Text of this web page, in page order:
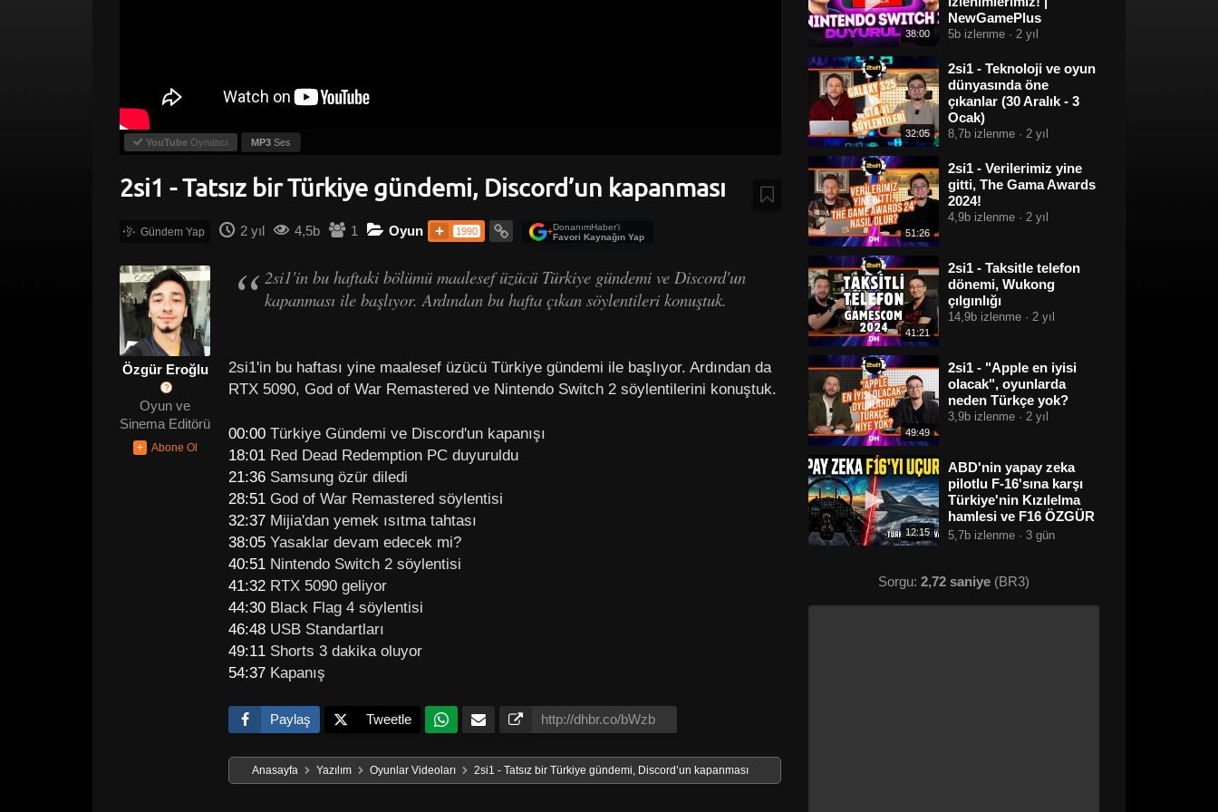
YouTube Oynatıcı MP3 Ses
2si1 - Tatsız bir Türkiye gündemi, Discord’un kapanması
2 yıl 4,5b 1 Oyun 1990 +DonanımHaber’i
Favori Kaynağın Yap
Özgür Eroğlu
?
Oyun ve
Sinema Editörü
2si1'in bu haftaki bölümü maalesef üzücü Türkiye gündemi ve Discord'un
kapanması ile başlıyor. Ardından bu hafta çıkan söylentileri konuştuk.
2si1'in bu haftası yine maalesef üzücü Türkiye gündemi ile başlıyor. Ardından da
RTX 5090, God of War Remastered ve Nintendo Switch 2 söylentilerini konuştuk.
00:00 Türkiye Gündemi ve Discord'un kapanışı
18:01 Red Dead Redemption PC duyuruldu
21:36 Samsung özür diledi
28:51 God of War Remastered söylentisi
32:37 Mijia'dan yemek ısıtma tahtası
38:05 Yasaklar devam edecek mi?
40:51 Nintendo Switch 2 söylentisi
41:32 RTX 5090 geliyor
44:30 Black Flag 4 söylentisi
46:48 USB Standartları
49:11 Shorts 3 dakika oluyor
54:37 Kapanış
Paylaş Tweetle
Anasayfa Yazılım Oyunlar Videoları 2si1 - Tatsız bir Türkiye gündemi, Discord’un kapanması
38:00
NewGamePlus
5b izlenme · 2 yıl
32:05
2si1 - Teknoloji ve oyun
dünyasında öne
çıkanlar (30 Aralık - 3
Ocak)
8,7b izlenme · 2 yıl
51:26
2si1 - Verilerimiz yine
gitti, The Gama Awards
2024!
4,9b izlenme · 2 yıl
41:21
2si1 - Taksitle telefon
dönemi, Wukong
çılgınlığı
14,9b izlenme · 2 yıl
49:49
2si1 - "Apple en iyisi
olacak", oyunlarda
neden Türkçe yok?
3,9b izlenme · 2 yıl
12:15
ABD'nin yapay zeka
pilotlu F-16'sına karşı
Türkiye'nin Kızılelma
hamlesi ve F16 ÖZGÜR
projesi
5,7b izlenme · 3 gün
Sorgu: 2,72 saniye (BR3)